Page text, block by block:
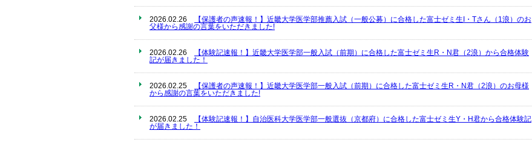
2026.02.26
【保護者の声速報！】近畿大学医学部推薦入試（一般公募）に合格した富士ゼミ生I・Tさん（1浪）のお
父様から感謝の言葉をいただきました!
2026.02.26
【体験記速報！】近畿大学医学部一般入試（前期）に合格した富士ゼミ生R・N君（2浪）から合格体験
記が届きました！
2026.02.25
【保護者の声速報！】近畿大学医学部一般入試（前期）に合格した富士ゼミ生R・N君（2浪）のお母様
から感謝の言葉をいただきました!
2026.02.25
【体験記速報！】自治医科大学医学部一般選抜（京都府）に合格した富士ゼミ生Y・H君から合格体験記
が届きました！